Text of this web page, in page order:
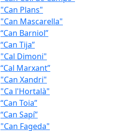
"Can Plans"
"Can Mascarella"
“Can Barniol”
“Can Tija”
"Cal Dimoni"
“Cal Marxant”
"Can Xandri"
"Ca l'Hortalà"
“Can Toia”
“Can Sapí”
"Can Fageda"